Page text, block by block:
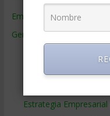
Empresas de Gerencia
Gerencia(9.477)
Estrategia Empresarial